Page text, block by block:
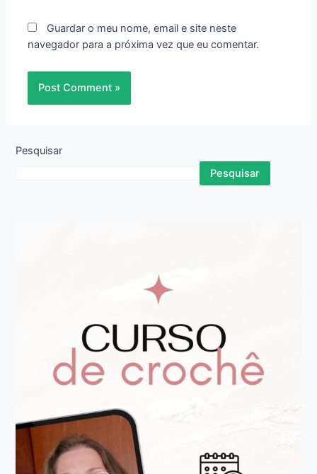
Guardar o meu nome, email e site neste
navegador para a próxima vez que eu comentar.
Pesquisar
Pesquisar